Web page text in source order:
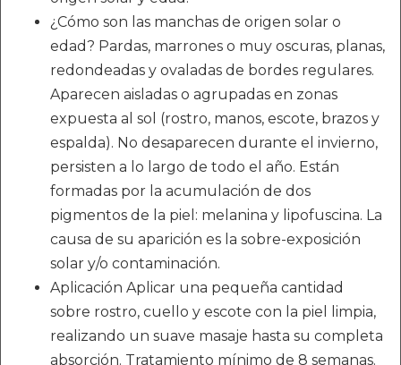
¿Cómo son las manchas de origen solar o
edad? Pardas, marrones o muy oscuras, planas,
redondeadas y ovaladas de bordes regulares.
Aparecen aisladas o agrupadas en zonas
expuesta al sol (rostro, manos, escote, brazos y
espalda). No desaparecen durante el invierno,
persisten a lo largo de todo el año. Están
formadas por la acumulación de dos
pigmentos de la piel: melanina y lipofuscina. La
causa de su aparición es la sobre-exposición
solar y/o contaminación.
Aplicación Aplicar una pequeña cantidad
sobre rostro, cuello y escote con la piel limpia,
realizando un suave masaje hasta su completa
absorción. Tratamiento mínimo de 8 semanas.